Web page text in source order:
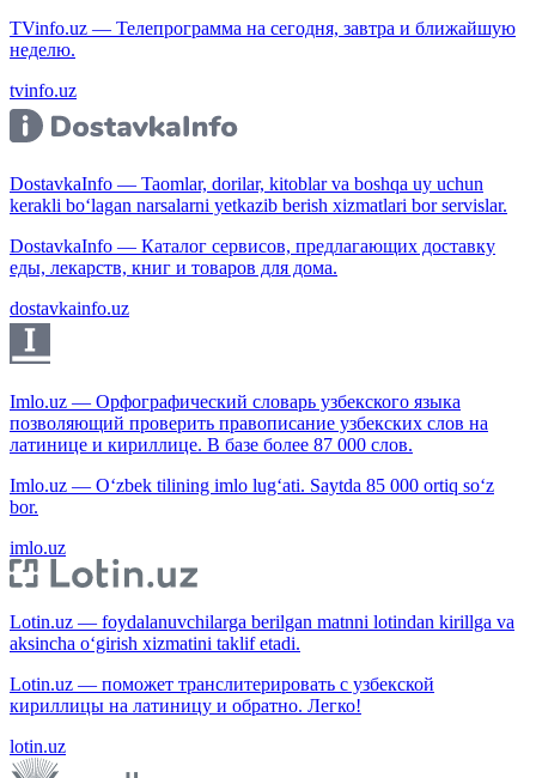
TVinfo.uz — Телепрограмма на сегодня, завтра и ближайшую
неделю.
tvinfo.uz
DostavkaInfo — Taomlar, dorilar, kitoblar va boshqa uy uchun
kerakli bo‘lagan narsalarni yetkazib berish xizmatlari bor servislar.
DostavkaInfo — Каталог сервисов, предлагающих доставку
еды, лекарств, книг и товаров для дома.
dostavkainfo.uz
Imlo.uz — Орфографический словарь узбекского языка
позволяющий проверить правописание узбекских слов на
латинице и кириллице. В базе более 87 000 слов.
Imlo.uz — O‘zbek tilining imlo lug‘ati. Saytda 85 000 ortiq so‘z
bor.
imlo.uz
Lotin.uz — foydalanuvchilarga berilgan matnni lotindan kirillga va
aksincha o‘girish xizmatini taklif etadi.
Lotin.uz — поможет транслитерировать с узбекской
кириллицы на латиницу и обратно. Легко!
lotin.uz